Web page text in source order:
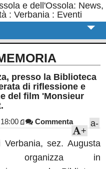
e dell'Ossola: News,
: Verbania : Eventi
presso la Biblioteca
di riflessione e
del film 'Monsieur
Commenta a-
+
Verbania, sez. Augusta
organizza in